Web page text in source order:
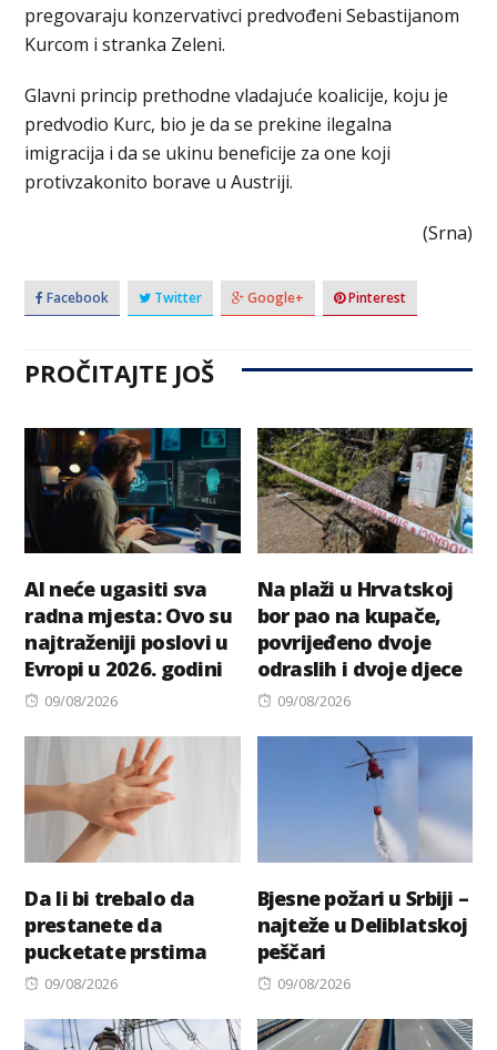
pregovaraju konzervativci predvođeni Sebastijanom
Kurcom i stranka Zeleni.
Glavni princip prethodne vladajuće koalicije, koju je
predvodio Kurc, bio je da se prekine ilegalna
imigracija i da se ukinu beneficije za one koji
protivzakonito borave u Austriji.
(Srna)
Facebook Twitter Google+ Pinterest
PROČITAJTE JOŠ
AI neće ugasiti sva
radna mjesta: Ovo su
najtraženiji poslovi u
Evropi u 2026. godini
Posted
09/08/2026
Na plaži u Hrvatskoj
bor pao na kupače,
povrijeđeno dvoje
odraslih i dvoje djece
Posted
09/08/2026
Da li bi trebalo da
prestanete da
pucketate prstima
Posted
09/08/2026
Bjesne požari u Srbiji –
najteže u Deliblatskoj
peščari
Posted
09/08/2026